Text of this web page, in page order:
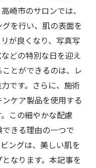
崎市のサロンでは、
を行い、肌の表面を
が良くなり、写真写
どの特別な日を迎え
とができるのは、レ
です。さらに、施術
ケア製品を使用する
この細やかな配慮
きる理由の一つで
ングは、美しい肌を
なります。本記事を